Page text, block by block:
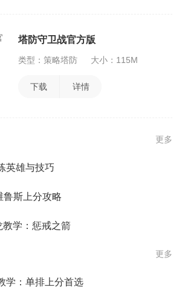
塔防守卫战官方版
类型：策略塔防 大小：115M
下载 详情
更多
英雄与技巧
鲁斯上分攻略
教学：惩戒之箭
更多
学：单排上分首选